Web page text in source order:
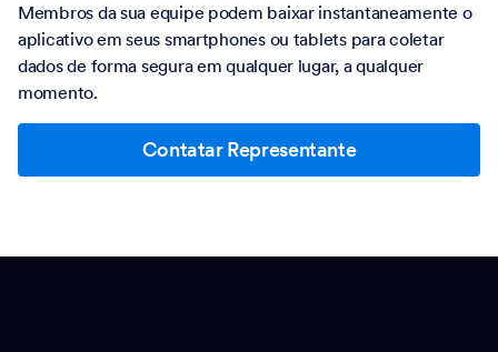
Membros da sua equipe podem baixar instantaneamente o
aplicativo em seus smartphones ou tablets para coletar
dados de forma segura em qualquer lugar, a qualquer
momento.
Contatar Representante